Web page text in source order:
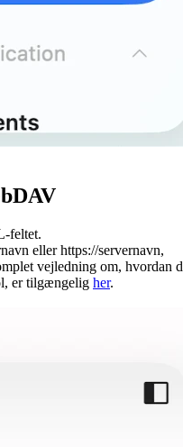
feltet.
eller https://servernavn,
vejledning om, hvordan
er tilgængelig her.